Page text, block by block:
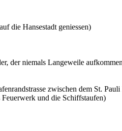
die Hansestadt geniessen)
der niemals Langeweile
zwischen dem St.
und die Schiffstaufen)